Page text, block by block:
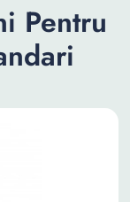
Pentru